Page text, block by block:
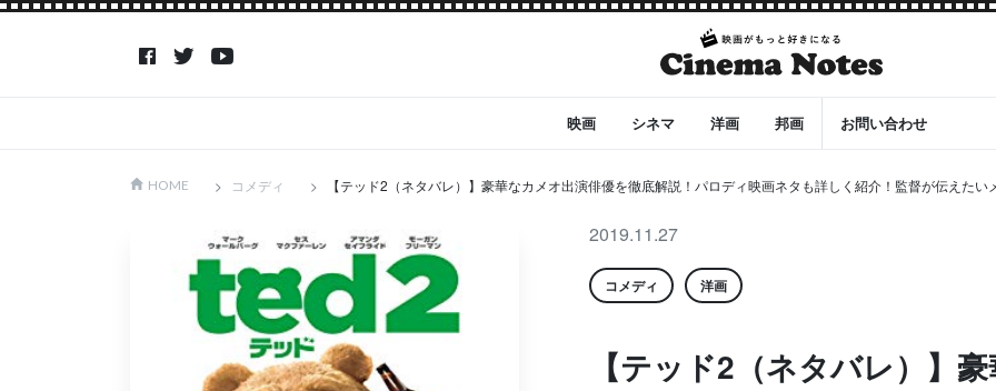
映画 シネマ 洋画 邦画 お問い合わせ
HOME コメディ 【テッド2（ネタバレ）】豪華なカメオ出演俳優を徹底解説！パロディ映画ネタも詳しく紹介！監督が伝えたい
2019.11.27
コメディ 洋画
【テッド2（ネタバレ）】